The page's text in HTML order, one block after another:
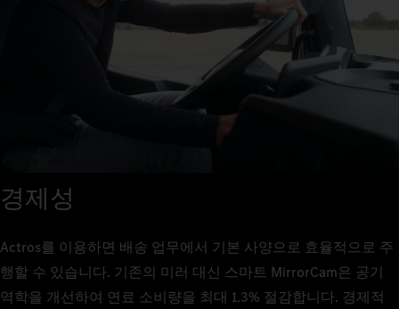
단 세 단계만 거치면 됩니다: 승차, 착석, 출발. 시트가 냉/난방을
조절하고 Multimedia Cockpit, interactive를 통해 내비게이션에
서 교통 표지판 어시스트까지 모든 관련 기능이 대형 화면 위에
일목요연하게 표시됩니다.
경제성
Actros를 이용하면 배송 업무에서 기본 사양으로 효율적으로 주
행할 수 있습니다. 기존의 미러 대신 스마트 MirrorCam은 공기
역학을 개선하여 연료 소비량을 최대 1.3% 절감합니다. 경제적